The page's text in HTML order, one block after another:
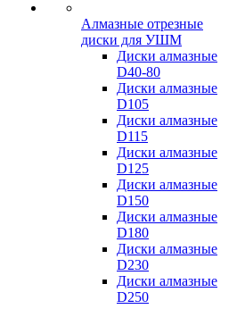
Алмазные отрезные
диски для УШМ
Диски алмазные
D40-80
Диски алмазные
D105
Диски алмазные
D115
Диски алмазные
D125
Диски алмазные
D150
Диски алмазные
D180
Диски алмазные
D230
Диски алмазные
D250